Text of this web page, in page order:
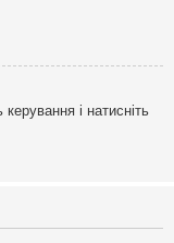
і натисніть